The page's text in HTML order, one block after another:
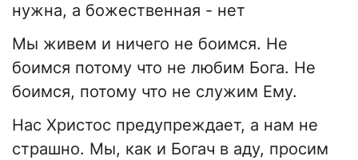
нужна, а божественная - нет
Мы живем и ничего не боимся. Не
боимся потому что не любим Бога. Не
боимся, потому что не служим Ему.
Нас Христос предупреждает, а нам не
страшно. Мы, как и Богач в аду, просим